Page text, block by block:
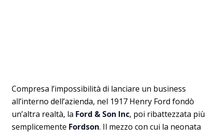
Compresa l’impossibilità di lanciare un business
all’interno dell’azienda, nel 1917 Henry Ford fondò
un’altra realtà, la Ford & Son Inc, poi ribattezzata più
semplicemente Fordson. Il mezzo con cui la neonata